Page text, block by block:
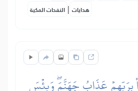
النفحات المكية | هدايات
بِرَبِّهِمۡ عَذَابُ جَهَنَّمَۖ وَبِئۡسَ